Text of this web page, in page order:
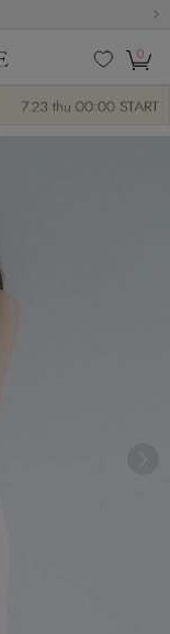
に入
ト
0